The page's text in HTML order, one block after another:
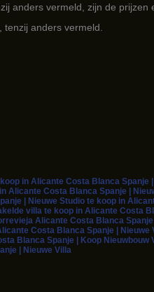
anders vermeld, zijn de prijzen
anders vermeld.
in Alicante Costa Blanca Spanje
Alicante Costa Blanca Spanje |
| Nieuwe Studio te koop in
villa te koop in Alicante Costa
Alicante Costa Blanca
Costa Blanca Spanje | Nieuwe
Blanca Spanje | Koop Nieuwbouw
| Nieuwe Villa